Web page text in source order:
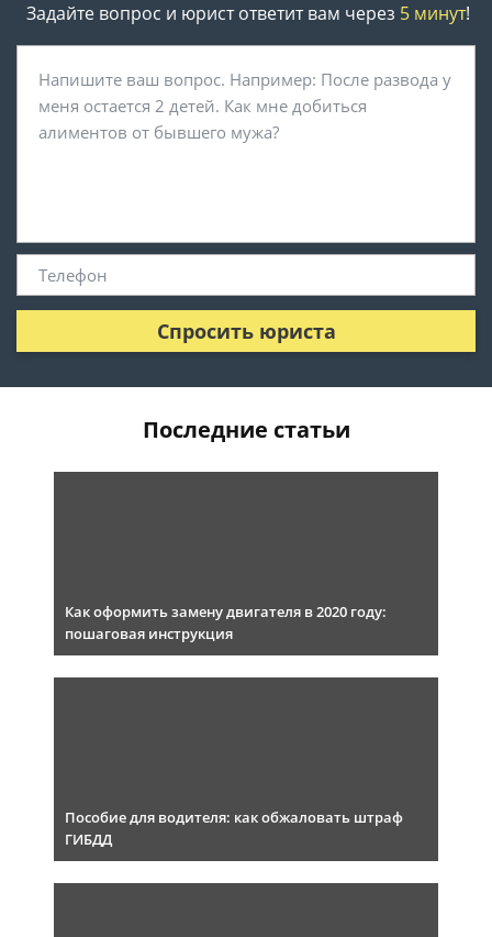
Задайте вопрос и юрист ответит вам через 5 минут!
Спросить юриста
Последние статьи
Как оформить замену двигателя в 2020 году:
пошаговая инструкция
Пособие для водителя: как обжаловать штраф
ГИБДД